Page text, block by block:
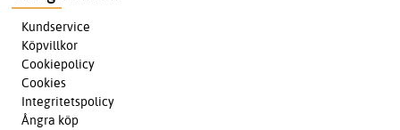
Kundservice
Köpvillkor
Cookiepolicy
Cookies
Integritetspolicy
Ångra köp